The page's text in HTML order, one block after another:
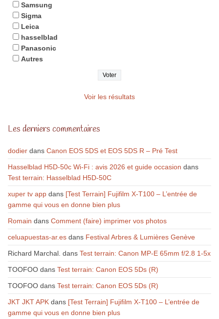
Samsung
Sigma
Leica
hasselblad
Panasonic
Autres
Voir les résultats
Les derniers commentaires
dodierdans Canon EOS 5DS et EOS 5DS R – Pré Test
Hasselblad H5D-50c Wi-Fi : avis 2026 et guide occasion dans
Test terrain: Hasselblad H5D-50C
xuper tv appdans [Test Terrain] Fujifilm X-T100 – L’entrée de
gamme qui vous en donne bien plus
Romain dans Comment (faire) imprimer vos photos
celuapuestas-ar.esdans Festival Arbres & Lumières Genève
Richard Marchal. dans Test terrain: Canon MP-E 65mm f/2.8 1-5x
TOOFOOdans Test terrain: Canon EOS 5Ds (R)
TOOFOOdans Test terrain: Canon EOS 5Ds (R)
JKT JKT APKdans [Test Terrain] Fujifilm X-T100 – L’entrée de
gamme qui vous en donne bien plus